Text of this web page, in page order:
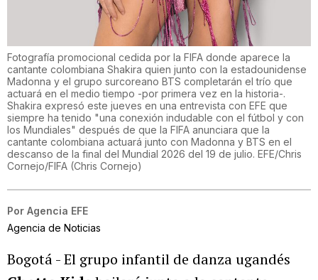
Fotografía promocional cedida por la FIFA donde aparece la
cantante colombiana Shakira quien junto con la estadounidense
Madonna y el grupo surcoreano BTS completarán el trío que
actuará en el medio tiempo -por primera vez en la historia-.
Shakira expresó este jueves en una entrevista con EFE que
siempre ha tenido "una conexión indudable con el fútbol y con
los Mundiales" después de que la FIFA anunciara que la
cantante colombiana actuará junto con Madonna y BTS en el
descanso de la final del Mundial 2026 del 19 de julio. EFE/Chris
Cornejo/FIFA (Chris Cornejo)
Por Agencia EFE
Agencia de Noticias
Bogotá - El grupo infantil de danza ugandés